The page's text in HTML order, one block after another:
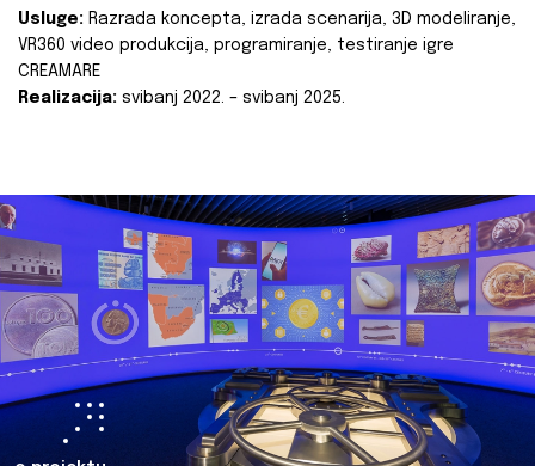
Usluge: Razrada koncepta, izrada scenarija, 3D modeliranje,
VR360 video produkcija, programiranje, testiranje igre
CREAMARE
Realizacija: svibanj 2022. – svibanj 2025.